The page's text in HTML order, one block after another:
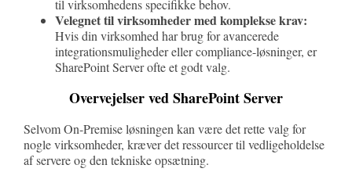
til virksomhedens specifikke behov.
Velegnet til virksomheder med komplekse krav:
Hvis din virksomhed har brug for avancerede
integrationsmuligheder eller compliance-løsninger, er
SharePoint Server ofte et godt valg.
Overvejelser ved SharePoint Server
Selvom On-Premise løsningen kan være det rette valg for
nogle virksomheder, kræver det ressourcer til vedligeholdelse
af servere og den tekniske opsætning.